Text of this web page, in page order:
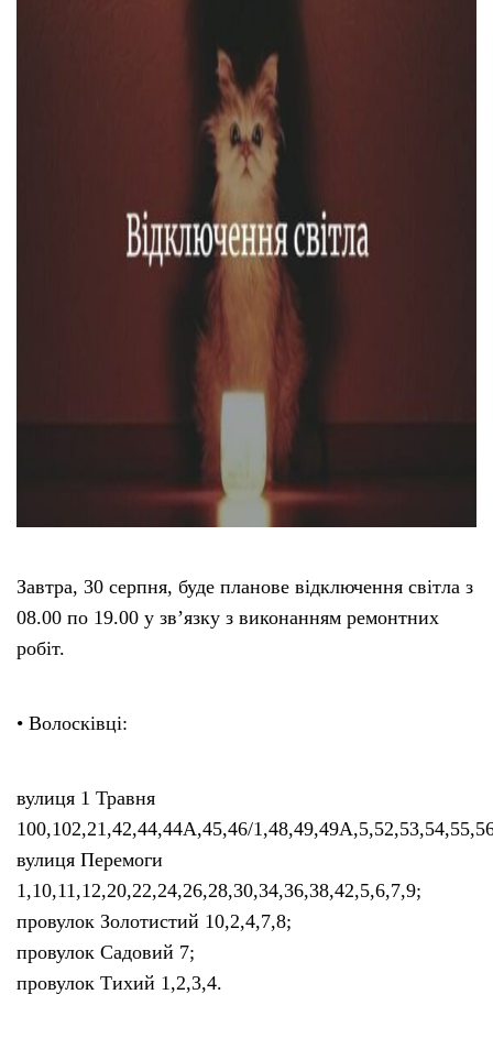
Завтра, 30 серпня, буде планове відключення світла з
08.00 по 19.00 у зв’язку з виконанням ремонтних
робіт.
• Волосківці:
вулиця 1 Травня
100,102,21,42,44,44А,45,46/
вулиця Перемоги
1,10,11,12,20,22,24,26,28,30,34,36,38,42,5,6,7,9;
провулок Золотистий 10,2,4,7,8;
провулок Садовий 7;
провулок Тихий 1,2,3,4.